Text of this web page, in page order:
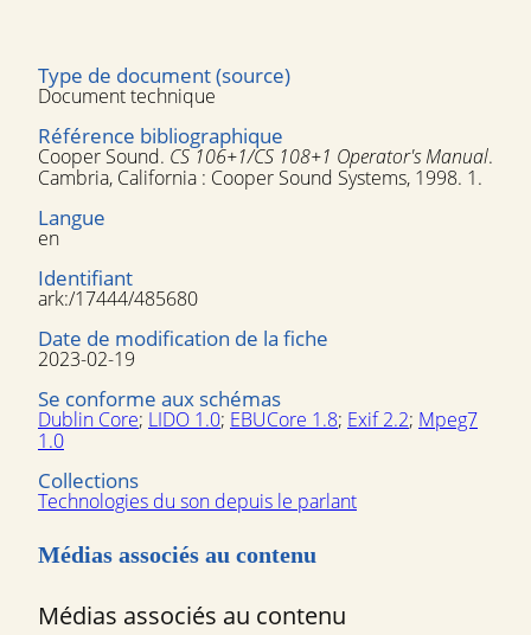
Type de document (source)
Document technique
Référence bibliographique
Cooper Sound. CS 106+1/CS 108+1 Operator's Manual.
Cambria, California : Cooper Sound Systems, 1998. 1.
Langue
en
Identifiant
ark:/17444/485680
Date de modification de la fiche
2023-02-19
Se conforme aux schémas
Dublin Core; LIDO 1.0; EBUCore 1.8; Exif 2.2; Mpeg7
1.0
Collections
Technologies du son depuis le parlant
Médias associés au contenu
Médias associés au contenu